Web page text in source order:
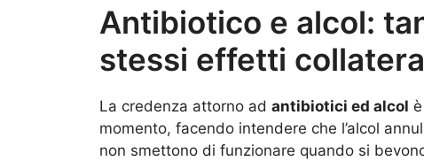
Antibiotico e alcol:
stessi effetti
La credenza attorno ad antibiotici ed alcol
momento, facendo intendere che l’alcol
non smettono di funzionare quando si